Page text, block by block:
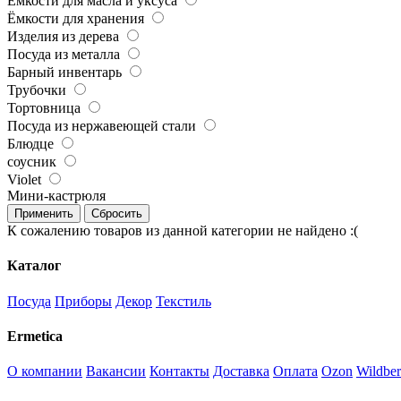
Ёмкости для хранения
Изделия из дерева
Посуда из металла
Барный инвентарь
Трубочки
Тортовница
Посуда из нержавеющей стали
Блюдце
соусник
Violet
Мини-кастрюля
Применить Сбросить
К сожалению товаров из данной категории не найдено :(
Каталог
Посуда Приборы Декор Текстиль
Ermetica
О компании Вакансии Контакты Доставка Оплата Ozon